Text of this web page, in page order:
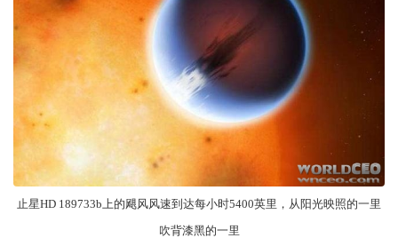
止星HD 189733b上的飓风风速到达每小时5400英里，从阳光映照的一里
吹背漆黑的一里